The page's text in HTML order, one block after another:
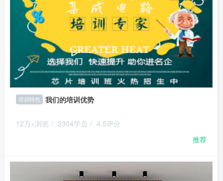
培训特色 我们的培训优势
12万+浏览 / 2304学员 / 4.5评分
推荐